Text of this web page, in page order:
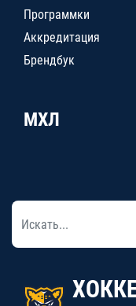
Программки
Аккредитация
Брендбук
МХЛ